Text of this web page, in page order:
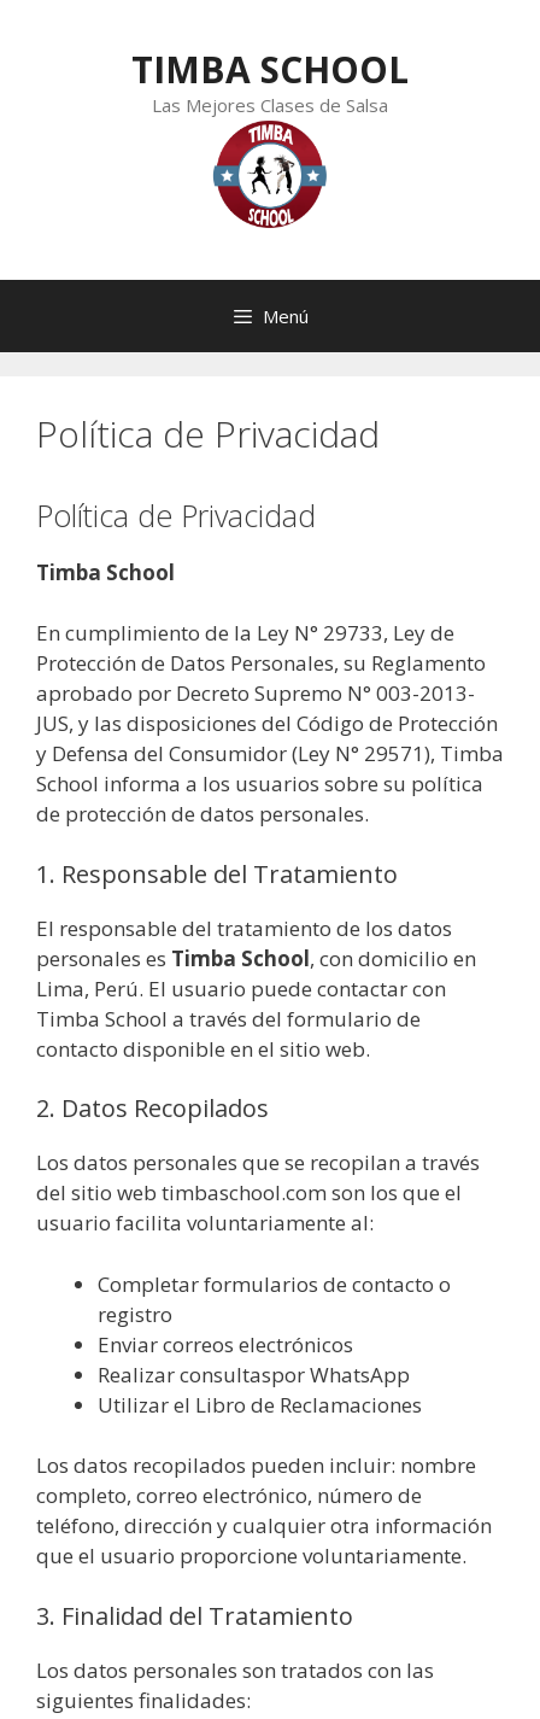
TIMBA SCHOOL
Las Mejores Clases de Salsa
Menú
Política de Privacidad
Política de Privacidad
Timba School
En cumplimiento de la Ley N° 29733, Ley de
Protección de Datos Personales, su Reglamento
aprobado por Decreto Supremo N° 003-2013-
JUS, y las disposiciones del Código de Protección
y Defensa del Consumidor (Ley N° 29571), Timba
School informa a los usuarios sobre su política
de protección de datos personales.
1. Responsable del Tratamiento
El responsable del tratamiento de los datos
personales es Timba School, con domicilio en
Lima, Perú. El usuario puede contactar con
Timba School a través del formulario de
contacto disponible en el sitio web.
2. Datos Recopilados
Los datos personales que se recopilan a través
del sitio web timbaschool.com son los que el
usuario facilita voluntariamente al:
Completar formularios de contacto o
registro
Enviar correos electrónicos
Realizar consultaspor WhatsApp
Utilizar el Libro de Reclamaciones
Los datos recopilados pueden incluir: nombre
completo, correo electrónico, número de
teléfono, dirección y cualquier otra información
que el usuario proporcione voluntariamente.
3. Finalidad del Tratamiento
Los datos personales son tratados con las
siguientes finalidades: